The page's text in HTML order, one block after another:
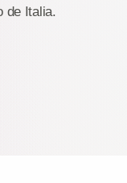
de Italia.